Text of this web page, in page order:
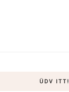
ÜDV ITT!